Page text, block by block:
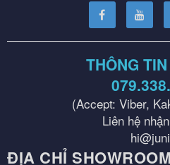
THÔNG
(Accept: Viber,
Liên hệ
ĐỊA CHỈ SHOWROOM